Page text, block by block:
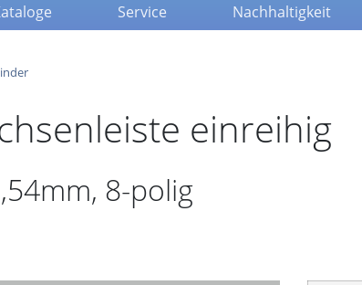
Service Nachhaltigkeit
einreihig
8-polig